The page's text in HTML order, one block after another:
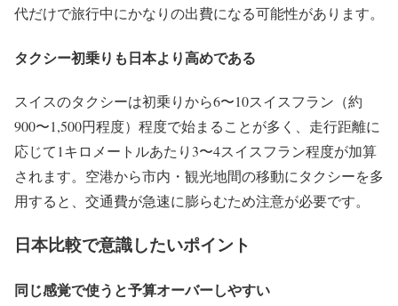
代だけで旅行中にかなりの出費になる可能性があります。
タクシー初乗りも日本より高めである
スイスのタクシーは初乗りから6〜10スイスフラン（約
900〜1,500円程度）程度で始まることが多く、走行距離に
応じて1キロメートルあたり3〜4スイスフラン程度が加算
されます。空港から市内・観光地間の移動にタクシーを多
用すると、交通費が急速に膨らむため注意が必要です。
日本比較で意識したいポイント
同じ感覚で使うと予算オーバーしやすい